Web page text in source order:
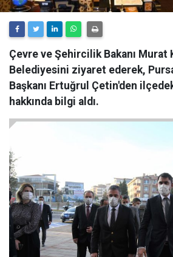
Çevre ve Şehircilik Bakanı Murat
Belediyesini ziyaret ederek,
Başkanı Ertuğrul Çetin'den
hakkında bilgi aldı.